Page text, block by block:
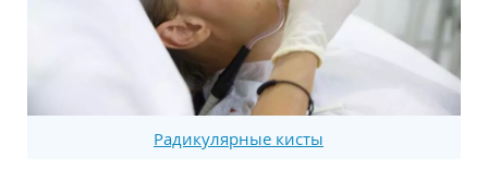
Радикулярные кисты